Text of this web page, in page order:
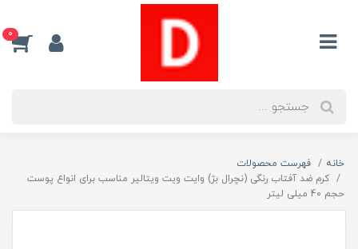
0
خانه
فهرست محصولات
كرم ضد آفتاب رنگی (نچرال بژ) وايت ويت ويتالير مناسب برای انواع پوست
حجم 40 میلی لیتر